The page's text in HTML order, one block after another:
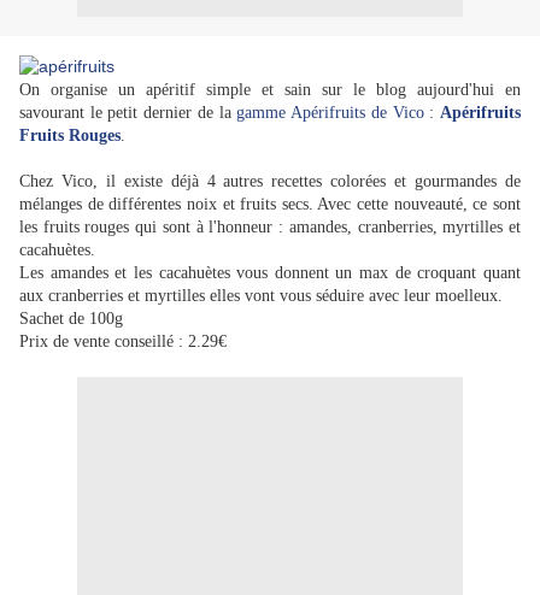
On organise un apéritif simple et sain sur le blog aujourd'hui en
savourant le petit dernier de lagamme Apérifruits de Vico:Apérifruits
Fruits Rouges.
Chez Vico, il existe déjà 4 autres recettes colorées et gourmandes de
mélanges de différentes noix et fruits secs. Avec cette nouveauté, ce sont
les fruits rouges qui sont à l'honneur : amandes, cranberries, myrtilles et
cacahuètes.
Les amandes et les cacahuètes vous donnent un max de croquant quant
aux cranberries et myrtilles elles vont vous séduire avec leur moelleux.
Sachet de 100g
Prix de vente conseillé : 2.29€